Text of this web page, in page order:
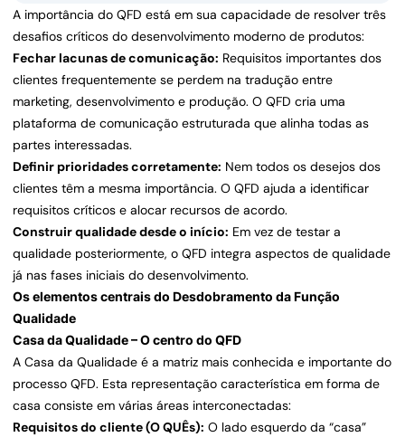
A importância do QFD está em sua capacidade de resolver três
desafios críticos do desenvolvimento moderno de produtos:
Fechar lacunas de comunicação: Requisitos importantes dos
clientes frequentemente se perdem na tradução entre
marketing, desenvolvimento e produção. O QFD cria uma
plataforma de comunicação estruturada que alinha todas as
partes interessadas.
Definir prioridades corretamente: Nem todos os desejos dos
clientes têm a mesma importância. O QFD ajuda a identificar
requisitos críticos e alocar recursos de acordo.
Construir qualidade desde o início: Em vez de testar a
qualidade posteriormente, o QFD integra aspectos de qualidade
já nas fases iniciais do desenvolvimento.
Os elementos centrais do Desdobramento da Função
Qualidade
Casa da Qualidade – O centro do QFD
A Casa da Qualidade é a matriz mais conhecida e importante do
processo QFD. Esta representação característica em forma de
casa consiste em várias áreas interconectadas:
Requisitos do cliente (O QUÊs): O lado esquerdo da “casa”